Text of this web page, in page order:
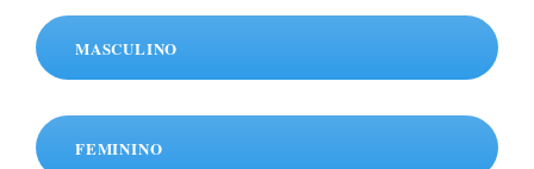
MASCULINO
FEMININO